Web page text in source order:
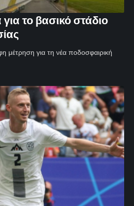
το βασικό στάδιο
μέτρηση για τη νέα ποδοσφαιρική